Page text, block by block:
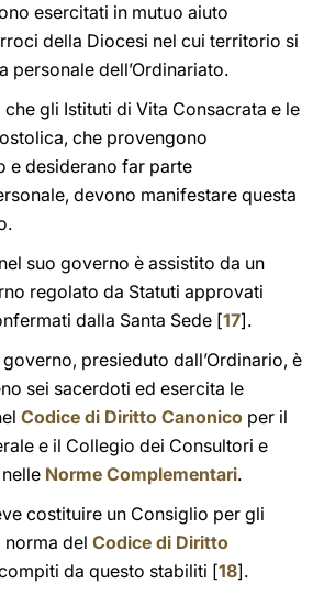
esercitati in mutuo aiuto
della Diocesi nel cui territorio si
personale dell’Ordinariato.
che gli Istituti di Vita Consacrata e le
che provengono
e desiderano far parte
devono manifestare questa
suo governo è assistito da un
regolato da Statuti approvati
dalla Santa Sede [17].
presieduto dall’Ordinario, è
sei sacerdoti ed esercita le
Codice di Diritto Canonico per il
e il Collegio dei Consultori e
Norme Complementari.
costituire un Consiglio per gli
del Codice di Diritto
da questo stabiliti [18].